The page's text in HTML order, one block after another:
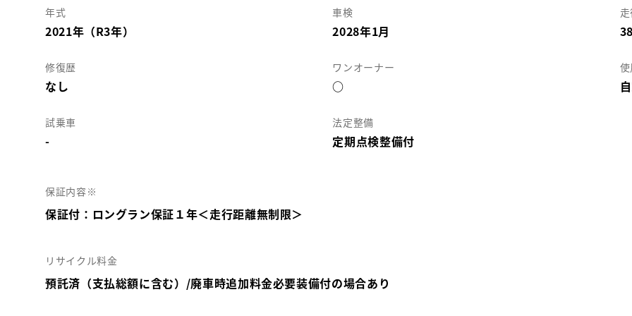
年式
2021年（R3年）
車検
2028年1月
修復歴
なし
ワンオーナー
○
試乗車
-
法定整備
定期点検整備付
保証内容※
保証付：ロングラン保証１年＜走行距離無制限＞
リサイクル料金
預託済（支払総額に含む）/廃車時追加料金必要装備付の場合あり